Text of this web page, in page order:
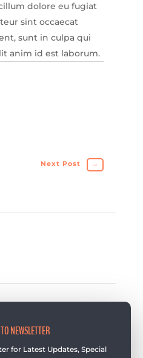
dolore eu fugiat
sint occaecat
sunt in culpa qui
anim id est laborum.
Next Post →
NEWSLETTER
for Latest Updates, Special